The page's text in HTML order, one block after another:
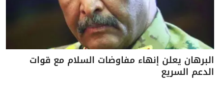
البرهان يعلن إنهاء مفاوضات السلام مع قوات
الدعم السريع